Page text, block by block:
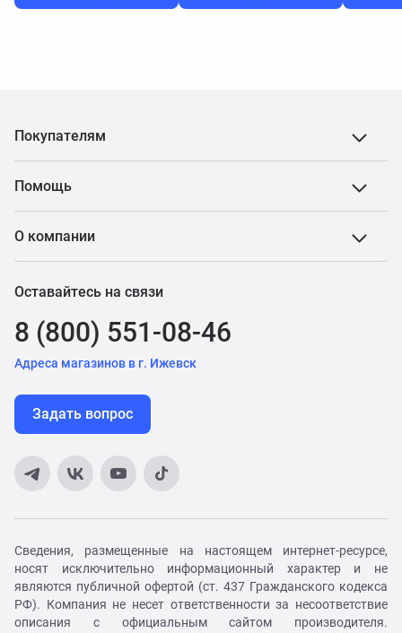
Покупателям
Помощь
О компании
Оставайтесь на связи
8 (800) 551-08-46
Адреса магазинов в г. Ижевск
Задать вопрос
Сведения, размещенные на настоящем интернет-ресурсе,
носят исключительно информационный характер и не
являются публичной офертой (ст. 437 Гражданского кодекса
РФ). Компания не несет ответственности за несоответствие
описания с официальным сайтом производителя.